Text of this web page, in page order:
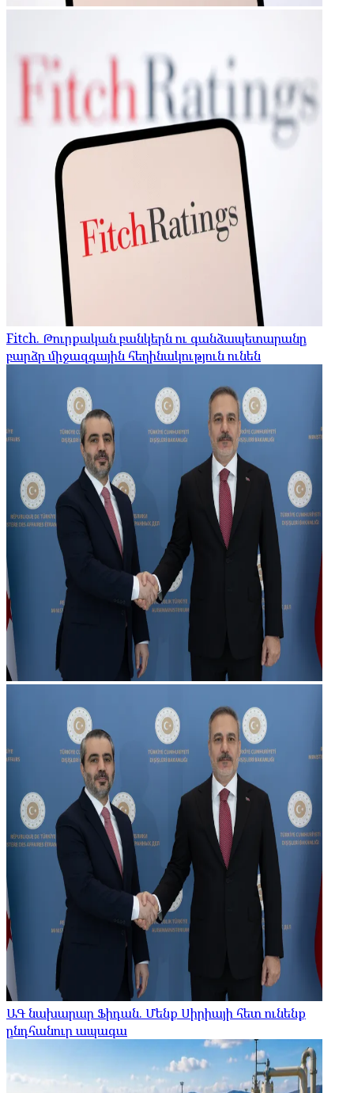
Fitch. Թուրքական բանկերն ու գանձապետարանը
բարձր միջազգային հեղինակություն ունեն
ԱԳ նախարար Ֆիդան. Մենք Սիրիայի հետ ունենք
ընդհանուր ապագա